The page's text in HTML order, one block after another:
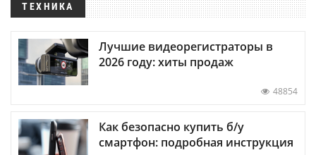
ТЕХНИКА
Лучшие видеорегистраторы в
2026 году: хиты продаж
48854
Как безопасно купить б/у
смартфон: подробная инструкция